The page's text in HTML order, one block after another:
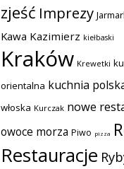
zjeść Imprezy
Kawa Kazimierz kiełbaski
Kraków Krewetki
orientalna kuchnia
włoska Kurczak nowe
owoce morza Piwo pizza
Restauracje